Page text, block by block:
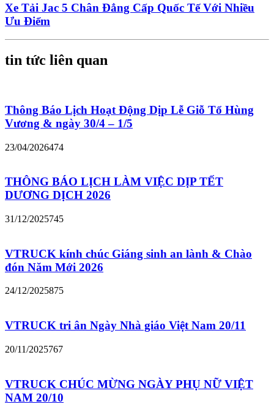
Xe Tải Jac 5 Chân Đẳng Cấp Quốc Tế Với Nhiều
Ưu Điểm
tin tức liên quan
Thông Báo Lịch Hoạt Động Dịp Lễ Giỗ Tổ Hùng
Vương & ngày 30/4 – 1/5
23/04/2026474
THÔNG BÁO LỊCH LÀM VIỆC DỊP TẾT
DƯƠNG DỊCH 2026
31/12/2025745
VTRUCK kính chúc Giáng sinh an lành & Chào
đón Năm Mới 2026
24/12/2025875
VTRUCK tri ân Ngày Nhà giáo Việt Nam 20/11
20/11/2025767
VTRUCK CHÚC MỪNG NGÀY PHỤ NỮ VIỆT
NAM 20/10